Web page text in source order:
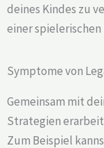
deines Kindes zu
einer
Symptome von
Gemeinsam mit
Strategien
Zum Beispiel